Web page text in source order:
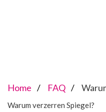
Home FAQ
Warum verzerren Spiegel?